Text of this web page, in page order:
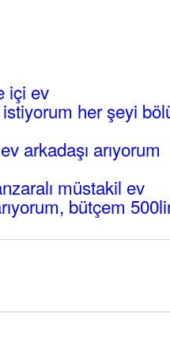
içi ev
istiyorum her şeyi
arkadaşı arıyorum
müstakil ev
bütçem